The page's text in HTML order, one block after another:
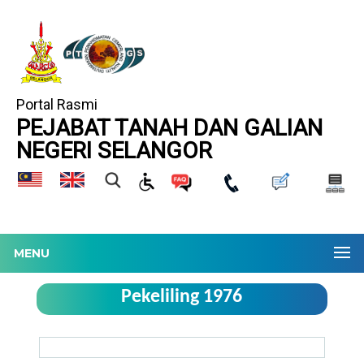
Portal Rasmi
PEJABAT TANAH DAN GALIAN
NEGERI SELANGOR
MENU
Pekeliling 1976